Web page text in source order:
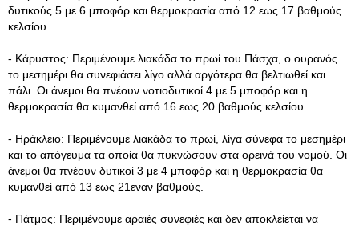
δυτικούς 5 με 6 μποφόρ και θερμοκρασία από 12 εως 17 βαθμούς
κελσίου.
- Κάρυστος: Περιμένουμε λιακάδα το πρωί του Πάσχα, ο ουρανός
το μεσημέρι θα συνεφιάσει λίγο αλλά αργότερα θα βελτιωθεί και
πάλι. Οι άνεμοι θα πνέουν νοτιοδυτικοί 4 με 5 μποφόρ και η
θερμοκρασία θα κυμανθεί από 16 εως 20 βαθμούς κελσίου.
- Ηράκλειο: Περιμένουμε λιακάδα το πρωί, λίγα σύνεφα το μεσημέρι
και το απόγευμα τα οποία θα πυκνώσουν στα ορεινά του νομού. Οι
άνεμοι θα πνέουν δυτικοί 3 με 4 μποφόρ και η θερμοκρασία θα
κυμανθεί από 13 εως 21εναν βαθμούς.
- Πάτμος: Περιμένουμε αραιές συνεφιές και δεν αποκλείεται να